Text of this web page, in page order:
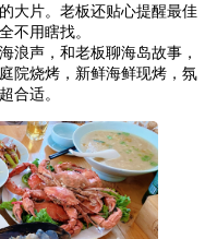
大片。老板还贴心提醒最佳
不用瞎找。
浪声，和老板聊海岛故事，
院烧烤，新鲜海鲜现烤，氛
合适。